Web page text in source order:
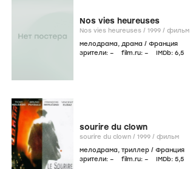
Nos vies heureuses
Nos vies heureuses / 1999 / фильм
мелодрама, драма / Франция
зрители: – film.ru: – IMDb: 6,5
sourire du clown
sourire du clown / 1999 / фильм
мелодрама, триллер / Франция
зрители: – film.ru: – IMDb: 5,5